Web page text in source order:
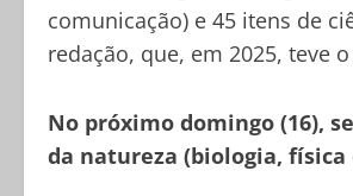
comunicação) e 45 itens de
redação, que, em 2025, teve o
No próximo domingo (16),
da natureza (biologia,